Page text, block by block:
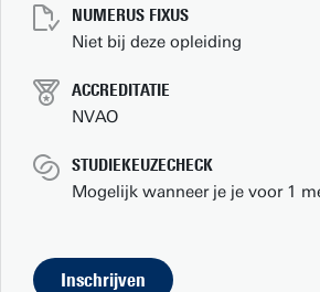
NUMERUS FIXUS
Niet bij deze opleiding
ACCREDITATIE
NVAO
STUDIEKEUZECHECK
Mogelijk wanneer je je voor 1
Inschrijven